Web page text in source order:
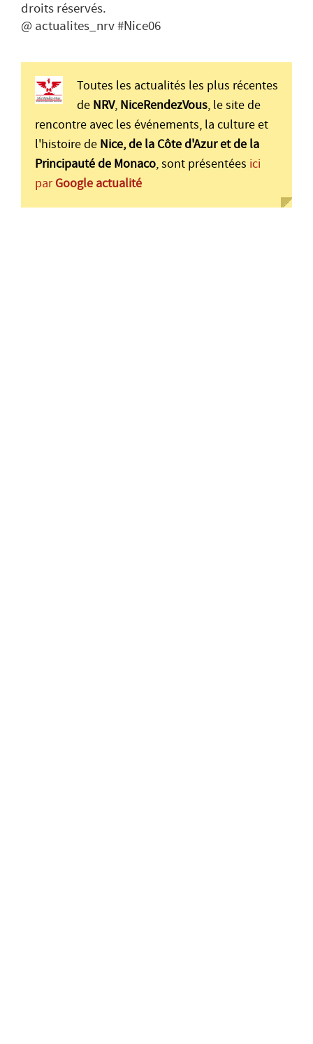
droits réservés.
@ actualites_nrv #Nice06
Toutes les actualités les plus récentes
de NRV, NiceRendezVous, le site de
rencontre avec les événements, la culture et
l'histoire de Nice, de la Côte d'Azur et de la
Principauté de Monaco, sont présentées ici
par Google actualité